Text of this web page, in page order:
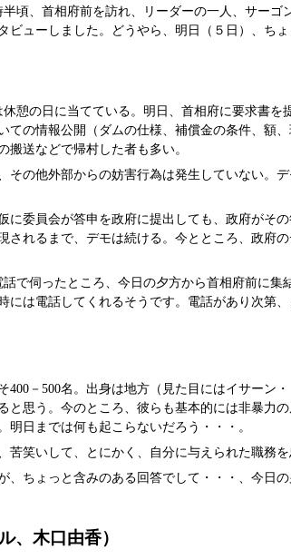
頃、首相府前を訪れ、リーダーの一人、サーゴ
ビューしました。どうやら、明日（５日）、ち
憩の日に当てている。明日、首相府に要求書を
ての情報公開（ダムの仕様、補償金の条件、額
搬送などで帰村した者も多い。
の他外部からの妨害行為は発生していない。
委員会が答申を政府に提出しても、政府がそ
されるまで、デモは続ける。今とところ、政府
で伺ったところ、今日の夕方から首相府前に
は電話してくれるそうです。電話があり次第、
－500名。出身は地方（見た目にはイサーン
思う。今のところ、彼らも基本的には非暴力
日までは何も起こらないだろう・・・。
笑いして、とにかく、自分に与えられた職務
、ちょっと含みのある回答でして・・・、今日
、木口由香）